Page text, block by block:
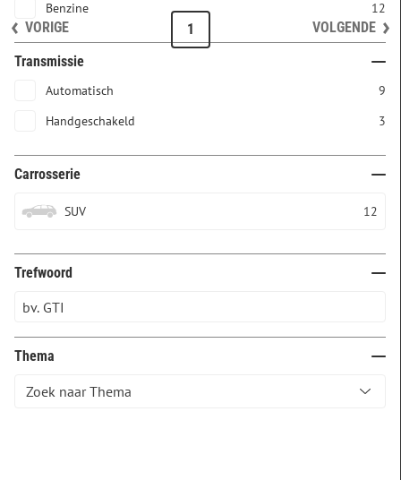
Benzine 12
Transmissie
Automatisch
9
Handgeschakeld
3
Carrosserie
SUV 12
Trefwoord
Thema
VORIGE VOLGENDE
1